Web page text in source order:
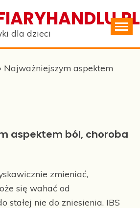
dla dzieci
Najważniejszym aspektem
aspektem ból, choroba
zmieniać,
się wahać od
stałej nie do zniesienia. IBS